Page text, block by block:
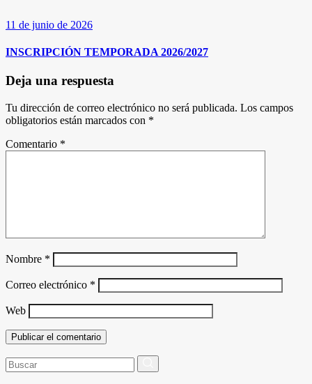
11 de junio de 2026
INSCRIPCIÓN TEMPORADA 2026/2027
Deja una respuesta
Tu dirección de correo electrónico no será publicada. Los campos
obligatorios están marcados con *
Comentario *
Nombre *
Correo electrónico *
Web
Buscar
por: